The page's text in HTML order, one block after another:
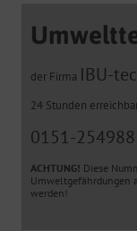
der Firma IBU-tec
24 Stunden
0151-
ACHTUNG! Diese
Umweltgefährdungen
werden!